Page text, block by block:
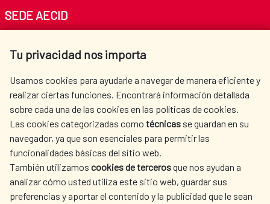
Tu privacidad nos importa
Usamos cookies para ayudarle a navegar de manera eficiente y
realizar ciertas funciones. Encontrará información detallada
sobre cada una de las cookies en las políticas de cookies.
Las cookies categorizadas como técnicas se guardan en su
navegador, ya que son esenciales para permitir las
funcionalidades básicas del sitio web.
También utilizamos cookies de tercerosque nos ayudan a
analizar cómo usted utiliza este sitio web, guardar sus
preferencias y aportar el contenido y la publicidad que le sean
SEDE AECID
Tel. +34 900 20 30 54​​​​​​​
AECID
WHERE DO WE COOPERATE?
SPANISH HUMANITARIAN
ACTION
PRESS ROOM
CULTURE AND SCIENCE LIBRARY